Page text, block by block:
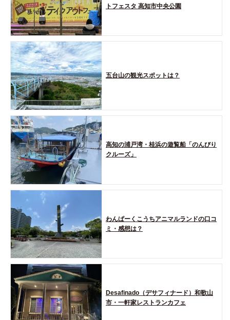
トフェスタ 高知市中央公園
五台山の観光スポットは？
高知の浦戸湾・桂浜の遊覧船「のんびり
クルーズ」
わんぱーくこうちアニマルランドの口コ
ミ・感想は？
Desafinado（デサフィナード）和歌山
市・一軒家レストランカフェ